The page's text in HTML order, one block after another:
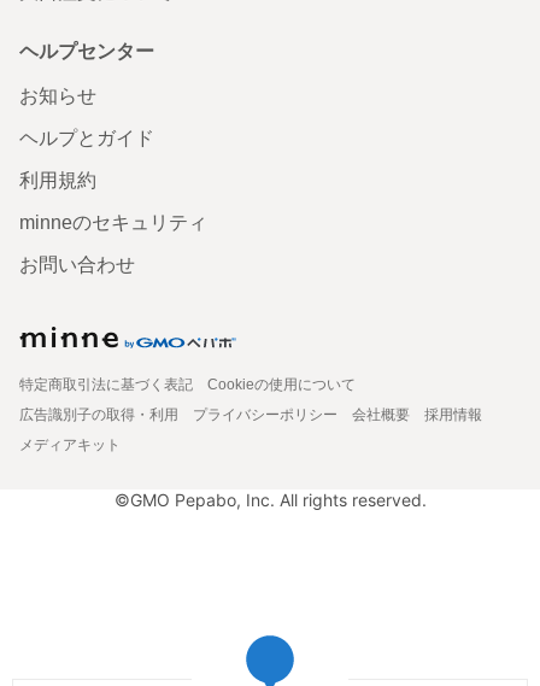
ヘルプセンター
お知らせ
ヘルプとガイド
利用規約
minneのセキュリティ
お問い合わせ
特定商取引法に基づく表記
Cookieの使用について
広告識別子の取得・利用
プライバシーポリシー 会社概要
採用情報
メディアキット
©GMO Pepabo, Inc. All rights reserved.